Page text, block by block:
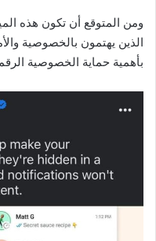
ومن المتوقع أن تكون هذه
الذين يهتمون بالخصوصية
بأهمية حماية الخصوصية